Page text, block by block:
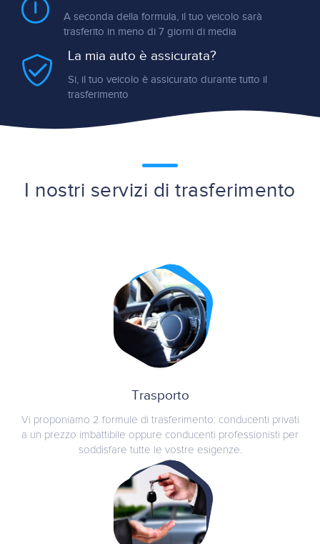
A seconda della formula, il tuo veicolo sarà
trasferito in meno di 7 giorni di media
La mia auto è assicurata?
Si, il tuo veicolo è assicurato durante tutto il
trasferimento
I nostri servizi di trasferimento
Trasporto
Vi proponiamo 2 formule di trasferimento: conducenti privati
a un prezzo imbattibile oppure conducenti professionisti per
soddisfare tutte le vostre esigenze.